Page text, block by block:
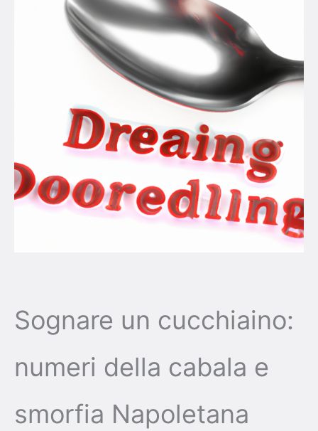
Sognare un cucchiaino:
numeri della cabala e
smorfia Napoletana